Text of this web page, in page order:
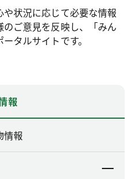
状況に応じて必要な情報
ご意見を反映し、「みん
タルサイトです。
報
報